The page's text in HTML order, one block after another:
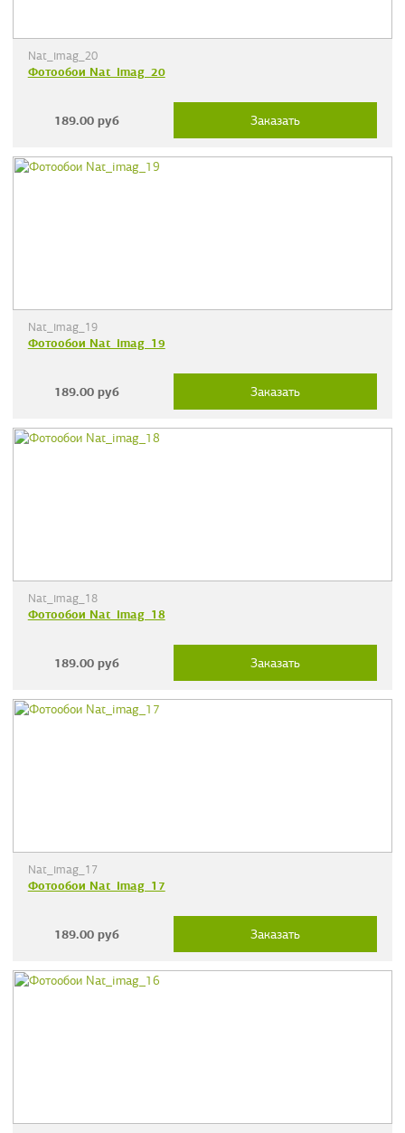
Nat_imag_20
Фотообои Nat_imag_20
189.00 руб Заказать
Nat_imag_19
Фотообои Nat_imag_19
189.00 руб Заказать
Nat_imag_18
Фотообои Nat_imag_18
189.00 руб Заказать
Nat_imag_17
Фотообои Nat_imag_17
189.00 руб Заказать